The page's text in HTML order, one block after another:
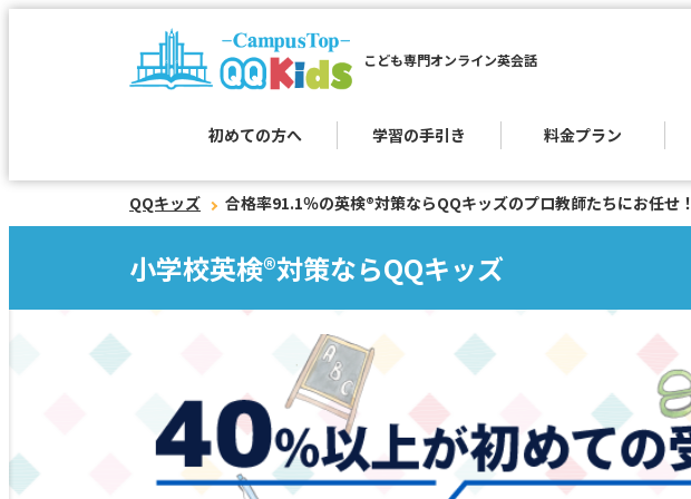
こども専門オンライン英会話
初めての方へ 学習の手引き 料金プラン
QQキッズ 合格率91.1％の英検®︎対策ならQQキッズのプロ教師たちにお任せ！
小学校英検®︎対策ならQQキッズ​